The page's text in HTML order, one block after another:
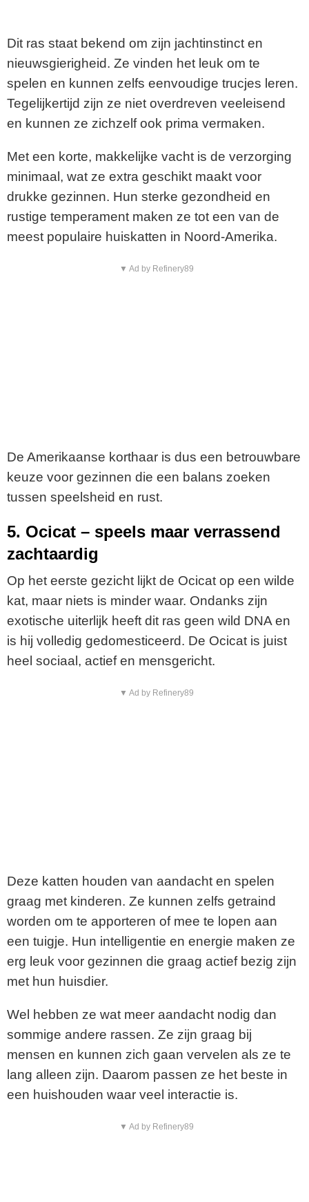
Dit ras staat bekend om zijn jachtinstinct en
nieuwsgierigheid. Ze vinden het leuk om te
spelen en kunnen zelfs eenvoudige trucjes leren.
Tegelijkertijd zijn ze niet overdreven veeleisend
en kunnen ze zichzelf ook prima vermaken.
Met een korte, makkelijke vacht is de verzorging
minimaal, wat ze extra geschikt maakt voor
drukke gezinnen. Hun sterke gezondheid en
rustige temperament maken ze tot een van de
meest populaire huiskatten in Noord-Amerika.
▼ Ad by Refinery89
De Amerikaanse korthaar is dus een betrouwbare
keuze voor gezinnen die een balans zoeken
tussen speelsheid en rust.
5. Ocicat – speels maar verrassend
zachtaardig
Op het eerste gezicht lijkt de Ocicat op een wilde
kat, maar niets is minder waar. Ondanks zijn
exotische uiterlijk heeft dit ras geen wild DNA en
is hij volledig gedomesticeerd. De Ocicat is juist
heel sociaal, actief en mensgericht.
▼ Ad by Refinery89
Deze katten houden van aandacht en spelen
graag met kinderen. Ze kunnen zelfs getraind
worden om te apporteren of mee te lopen aan
een tuigje. Hun intelligentie en energie maken ze
erg leuk voor gezinnen die graag actief bezig zijn
met hun huisdier.
Wel hebben ze wat meer aandacht nodig dan
sommige andere rassen. Ze zijn graag bij
mensen en kunnen zich gaan vervelen als ze te
lang alleen zijn. Daarom passen ze het beste in
een huishouden waar veel interactie is.
▼ Ad by Refinery89